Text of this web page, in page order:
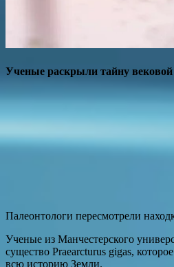
Ученые раскрыли тайну
Палеонтологи пересмотрели
Ученые из Манчестерского
существо Praearcturus gigas,
всю историю Земли.